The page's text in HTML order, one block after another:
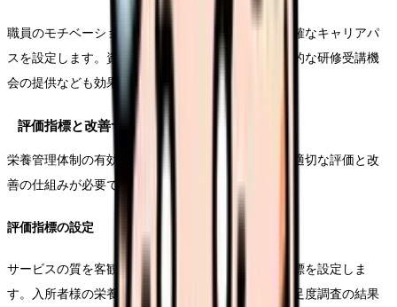
職員のモチベーション維持と専門性向上のため、明確なキャリアパ
スを設定します。資格取得支援制度の導入や、専門的な研修受講機
会の提供なども効果的です。
評価指標と改善サイクル
栄養管理体制の有効性を継続的に高めていくため、適切な評価と改
善の仕組みが必要です。
評価指標の設定
サービスの質を客観的に評価するため、具体的な指標を設定しま
す。入所者様の栄養状態の改善率、食事摂取量、満足度調査の結果